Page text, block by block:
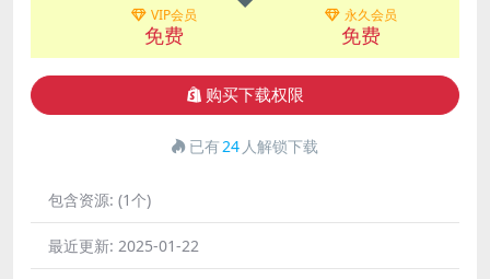
VIP会员
免费
永久会员
免费
购买下载权限
已有24 人解锁下载
包含资源: (1个)
最近更新: 2025-01-22